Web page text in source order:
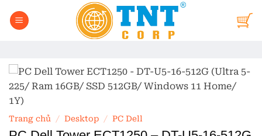
qua
Trang chủ / Desktop / PC Dell